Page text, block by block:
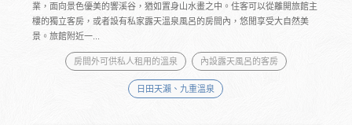
業，面向景色優美的響溪谷，猶如置身山水畫之中。住客可以從離開旅館主
樓的獨立客房，或者設有私家露天溫泉風呂的房間內，悠閒享受大自然美
景。旅館附近一...
房間外可供私人租用的溫泉 內設露天風呂的客房
日田天瀨、九重溫泉